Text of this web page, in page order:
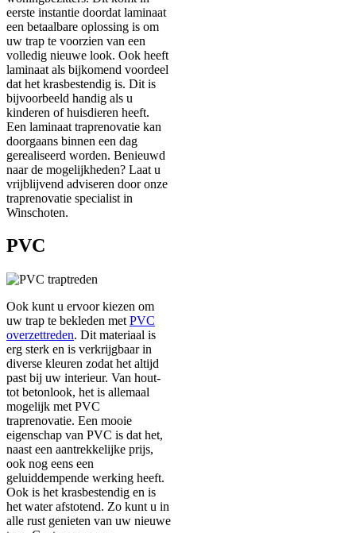
eerste instantie doordat laminaat
een betaalbare oplossing is om
uw trap te voorzien van een
volledig nieuwe look. Ook heeft
laminaat als bijkomend voordeel
dat het krasbestendig is. Dit is
bijvoorbeeld handig als u
kinderen of huisdieren heeft.
Een laminaat traprenovatie kan
doorgaans binnen een dag
gerealiseerd worden. Benieuwd
naar de mogelijkheden? Laat u
vrijblijvend adviseren door onze
traprenovatie specialist in
Winschoten.
PVC
Ook kunt u ervoor kiezen om
uw trap te bekleden met PVC
overzettreden. Dit materiaal is
erg sterk en is verkrijgbaar in
diverse kleuren zodat het altijd
past bij uw interieur. Van hout-
tot betonlook, het is allemaal
mogelijk met PVC
traprenovatie. Een mooie
eigenschap van PVC is dat het,
naast een aantrekkelijke prijs,
ook nog eens een
geluiddempende werking heeft.
Ook is het krasbestendig en is
het water afstotend. Zo kunt u in
alle rust genieten van uw nieuwe